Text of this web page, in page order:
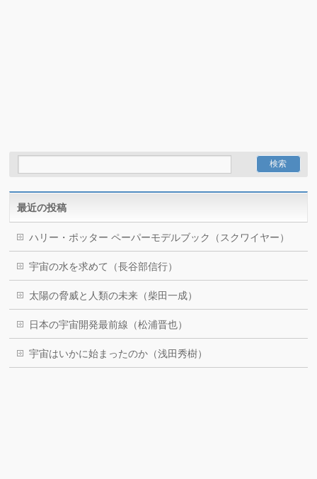
最近の投稿
ハリー・ポッター ペーパーモデルブック（スクワイヤー）
宇宙の水を求めて（長谷部信行）
太陽の脅威と人類の未来（柴田一成）
日本の宇宙開発最前線（松浦晋也）
宇宙はいかに始まったのか（浅田秀樹）